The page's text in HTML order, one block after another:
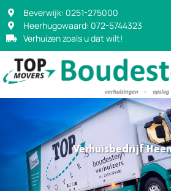
Beverwijk: 0251-275000
Heerhugowaard: 072-5744323
Verhuizen zoals u dat wilt!
Verhuisbedrijf